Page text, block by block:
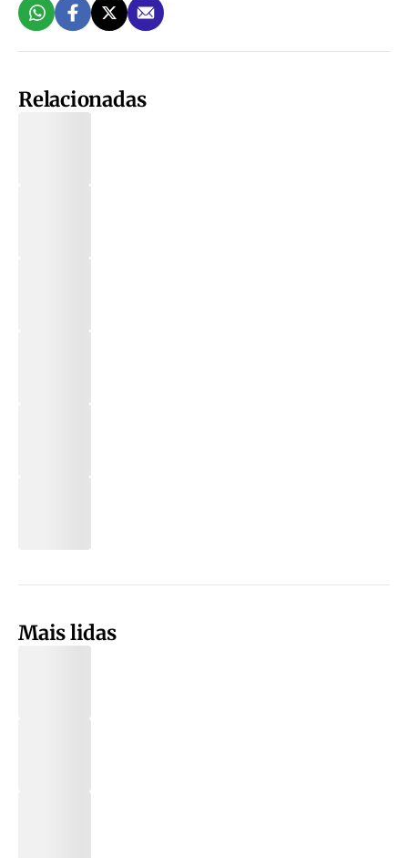
Relacionadas
Mais lidas